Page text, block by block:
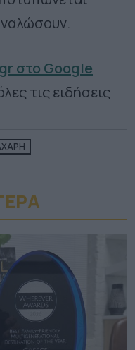
στο Google
τις ειδήσεις